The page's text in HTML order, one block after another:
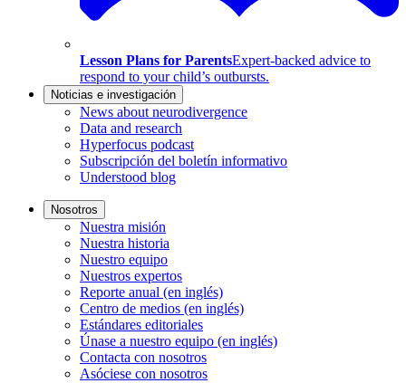
Lesson Plans for ParentsExpert-backed advice to
respond to your child’s outbursts.
Noticias e investigación
News about neurodivergence
Data and research
Hyperfocus podcast
Subscripción del boletín informativo
Understood blog
Nosotros
Nuestra misión
Nuestra historia
Nuestro equipo
Nuestros expertos
Reporte anual (en inglés)
Centro de medios (en inglés)
Estándares editoriales
Únase a nuestro equipo (en inglés)
Contacta con nosotros
Asóciese con nosotros